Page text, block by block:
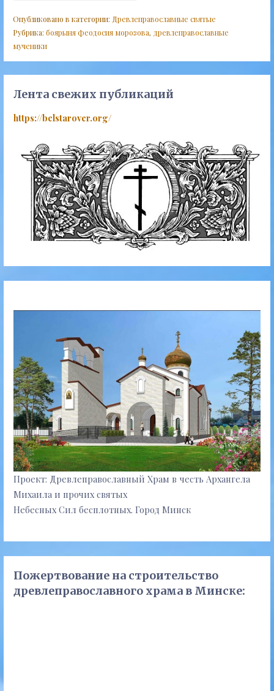
Опубликовано в категории: Древлеправославные святые
Рубрика: боярыня феодосия морозова, древлеправославные
мученики
Лента свежих публикаций
https://belstarover.org/
Проект: Древлеправославный Храм в честь Архангела
Михаила и прочих святых
Небесных Сил бесплотных. Город Минск
Пожертвование на строительство
древлеправославного храма в Минске: